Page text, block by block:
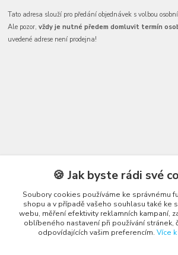
Tato adresa slouží pro předání objednávek s volbou
Ale pozor,vždy je nutné předem domluvit termín
uvedené adrese není prodejna!
Kontakty🍪 Jak byste rádi své
Soubory cookies používáme ke správnému
shopu a v případě vašeho souhlasu také ke
webu, měření efektivity reklamních kampaní,
oblíbeného nastavení při používání stránek,
odpovídajících vašim preferencím. Více